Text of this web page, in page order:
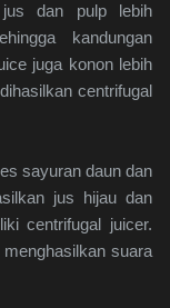
jus dan pulp lebih
kandungan
juga konon lebih
centrifugal
sayuran daun dan
jus hijau dan
centrifugal juicer.
suara